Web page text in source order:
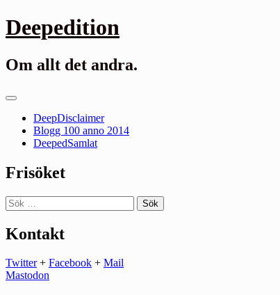
Gå
till
Deepedition
Om allt det andra.
Primär
DeepDisclaimer
Blogg 100 anno 2014
DeepedSamlat
Frisöket
Sök
efter:
Kontakt
Twitter+ Facebook + Mail
Mastodon